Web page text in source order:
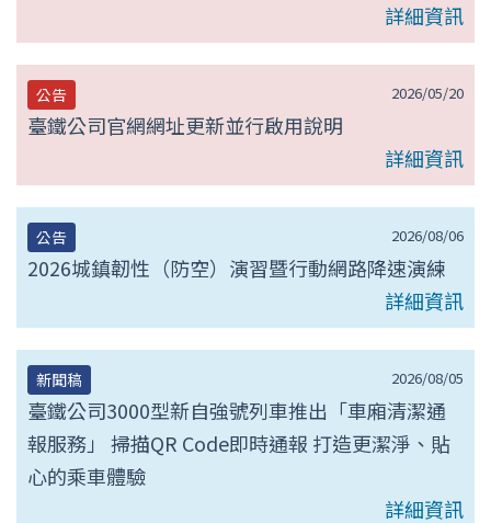
詳細資訊
2026/05/20
公告
臺鐵公司官網網址更新並行啟用說明
詳細資訊
2026/08/06
公告
2026城鎮韌性（防空）演習暨行動網路降速演練
詳細資訊
2026/08/05
新聞稿
臺鐵公司3000型新自強號列車推出「車廂清潔通
報服務」 掃描QR Code即時通報 打造更潔淨、貼
心的乘車體驗
詳細資訊